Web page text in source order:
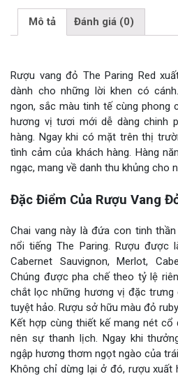
Mô tả Đánh giá (0)
Rượu vang đỏ The Paring Red
dành cho những lời khen có
ngon, sắc màu tinh tế cùng phong
hương vị tươi mới dễ dàng chinh
hàng. Ngay khi có mặt trên thị
tình cảm của khách hàng. Hàng
ngạc, mang về danh thu khủng cho
Đặc Điểm Của Rượu Vang
Chai vang này là đứa con tinh
nổi tiếng The Paring. Rượu được
Cabernet Sauvignon, Merlot,
Chúng được pha chế theo tỷ lệ
chắt lọc những hương vị đặc trưng
tuyệt hảo. Rượu sở hữu màu đỏ
Kết hợp cùng thiết kế mang nét
nên sự thanh lịch. Ngay khi
ngập hương thơm ngọt ngào của
Không chỉ dừng lại ở đó, rượu xuất